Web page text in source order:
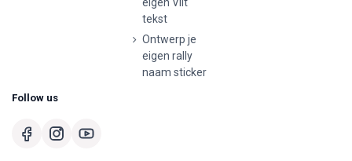
tekst
Ontwerp je
eigen rally
naam sticker
Follow us